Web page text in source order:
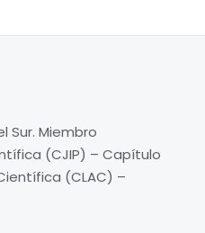
Sur. Miembro
(CJIP) – Capítulo
(CLAC) –